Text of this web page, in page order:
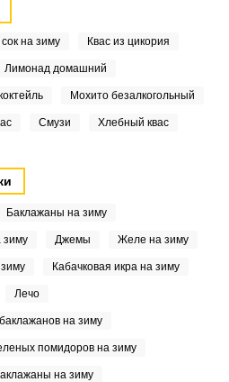
на зиму Квас из цикория
Лимонад домашний
Мохито безалкогольный
Смузи Хлебный квас
Баклажаны на зиму
зиму Джемы Желе на зиму
Кабачковая икра на зиму
Лечо
на зиму
помидоров на зиму
на зиму